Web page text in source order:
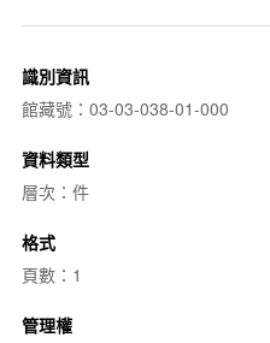
識別資訊
館藏號：03-03-038-01-000
資料類型
層次：件
格式
頁數：1
管理權